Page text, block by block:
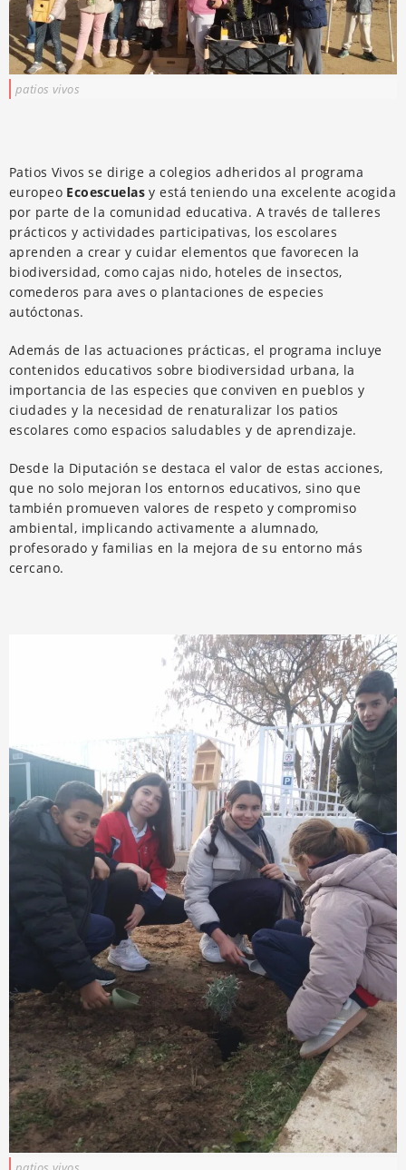
patios vivos
Patios Vivos se dirige a colegios adheridos al programa
europeo Ecoescuelas y está teniendo una excelente acogida
por parte de la comunidad educativa. A través de talleres
prácticos y actividades participativas, los escolares
aprenden a crear y cuidar elementos que favorecen la
biodiversidad, como cajas nido, hoteles de insectos,
comederos para aves o plantaciones de especies
autóctonas.
Además de las actuaciones prácticas, el programa incluye
contenidos educativos sobre biodiversidad urbana, la
importancia de las especies que conviven en pueblos y
ciudades y la necesidad de renaturalizar los patios
escolares como espacios saludables y de aprendizaje.
Desde la Diputación se destaca el valor de estas acciones,
que no solo mejoran los entornos educativos, sino que
también promueven valores de respeto y compromiso
ambiental, implicando activamente a alumnado,
profesorado y familias en la mejora de su entorno más
cercano.